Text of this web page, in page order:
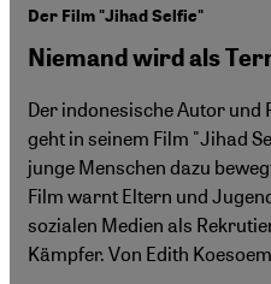
Der Film "Jihad Selfie"
Niemand wird als
Der indonesische Autor
geht in seinem Film "Jihad
junge Menschen dazu
Film warnt Eltern und
sozialen Medien als
Kämpfer. Von Edith